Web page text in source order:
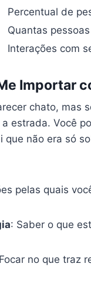
Percentual de
Quantas
Interações com
Importar
chato, mas
estrada. Você
que não era só
pelas quais
: Saber o que
no que traz